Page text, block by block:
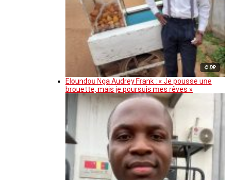
© DR
Eloundou Nga Audrey Frank : « Je pousse une
brouette, mais je poursuis mes rêves »